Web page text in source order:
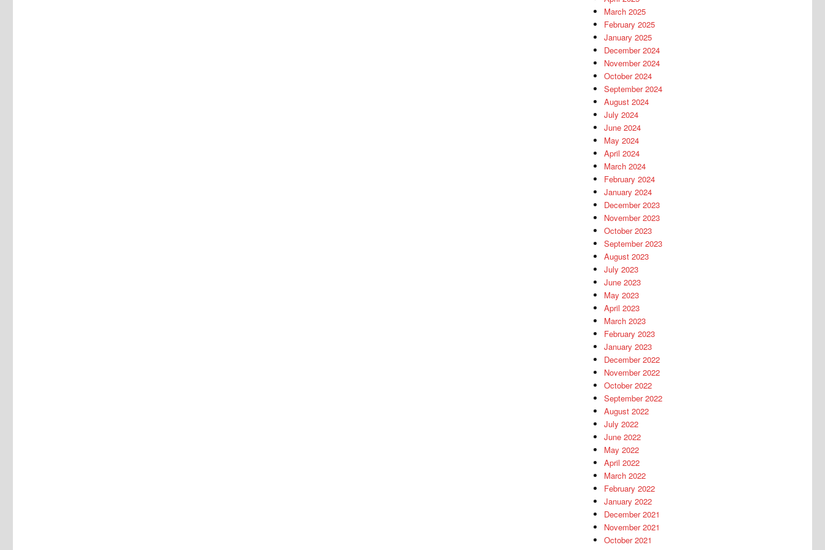
March 2025
February 2025
January 2025
December 2024
November 2024
October 2024
September 2024
August 2024
July 2024
June 2024
May 2024
April 2024
March 2024
February 2024
January 2024
December 2023
November 2023
October 2023
September 2023
August 2023
July 2023
June 2023
May 2023
April 2023
March 2023
February 2023
January 2023
December 2022
November 2022
October 2022
September 2022
August 2022
July 2022
June 2022
May 2022
April 2022
March 2022
February 2022
January 2022
December 2021
November 2021
October 2021